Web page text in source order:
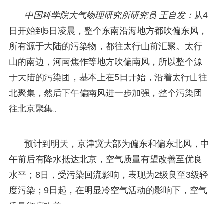
中国科学院大气物理研究所研究员 王自发： 从4
日开始到5日凌晨，整个东南沿海地方都吹偏东风，
所有源于大陆的污染物，都往太行山前汇聚。太行
山的南边，河南焦作等地方吹偏南风，所以整个源
于大陆的污染团，基本上在5日开始，沿着太行山往
北聚集，然后下午偏南风进一步加强，整个污染团
往北京聚集。
预计到明天，京津冀大部为偏东和偏东北风，中
午前后有降水抵达北京，空气质量有望改善至优良
水平；8日，受污染回流影响，表现为2级良至3级轻
度污染；9日起，在明显冷空气活动的影响下，空气